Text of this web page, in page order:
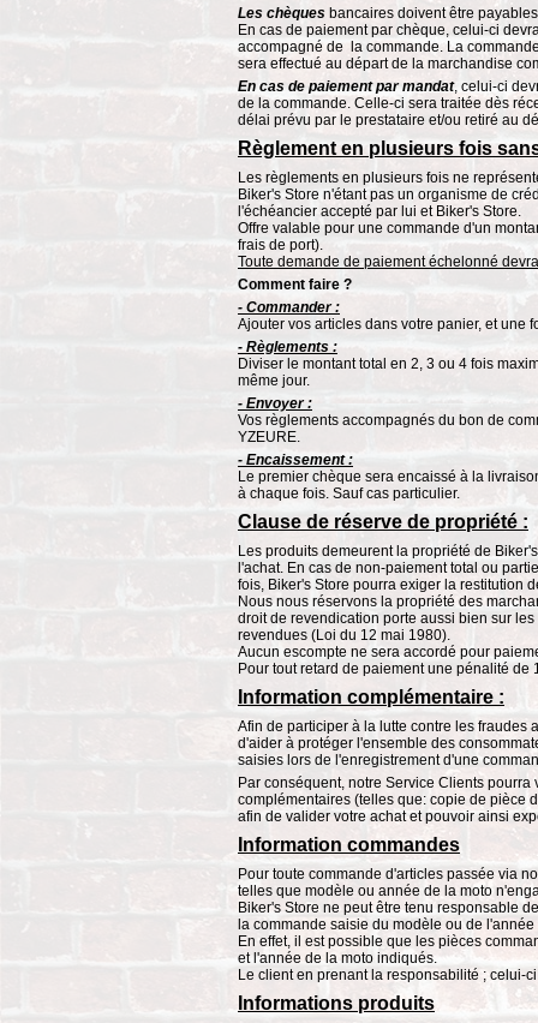
Les chèques bancaires doivent être
En cas de paiement par chèque, celui-ci
accompagné de la commande. La
sera effectué au départ de la marchandise
En cas de paiement par mandat, celui-ci
de la commande. Celle-ci sera traitée dès
délai prévu par le prestataire et/ou retiré au
Règlement en plusieurs fois
Les règlements en plusieurs fois ne
Biker's Store n'étant pas un organisme de
l'échéancier accepté par lui et Biker's Store.
Offre valable pour une commande d'un
frais de port).
Toute demande de paiement échelonné
Comment faire ?
- Commander :
Ajouter vos articles dans votre panier, et une
- Règlements :
Diviser le montant total en 2, 3 ou 4 fois
même jour.
- Envoyer :
Vos règlements accompagnés du bon de
YZEURE.
- Encaissement :
Le premier chèque sera encaissé à la
à chaque fois. Sauf cas particulier.
Clause de réserve de propriété :
Les produits demeurent la propriété de
l'achat. En cas de non-paiement total ou
fois, Biker's Store pourra exiger la restitution
Nous nous réservons la propriété des
droit de revendication porte aussi bien sur
revendues (Loi du 12 mai 1980).
Aucun escompte ne sera accordé pour
Pour tout retard de paiement une pénalité de
Information complémentaire :
Afin de participer à la lutte contre les fraudes
d'aider à protéger l'ensemble des
saisies lors de l'enregistrement d'une
Par conséquent, notre Service Clients
complémentaires (telles que: copie de pièce
afin de valider votre achat et pouvoir ainsi
Information commandes
Pour toute commande d'articles passée via
telles que modèle ou année de la moto
Biker's Store ne peut être tenu responsable
la commande saisie du modèle ou de l'année
En effet, il est possible que les pièces
et l'année de la moto indiqués.
Le client en prenant la responsabilité ; celui-
Informations produits